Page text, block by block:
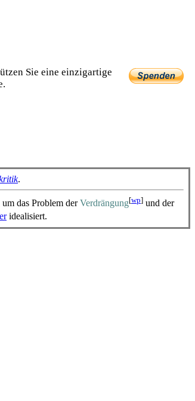
Sie eine einzig­artige
.
das Problem derVerdrängung[wp] und der
idealisiert.